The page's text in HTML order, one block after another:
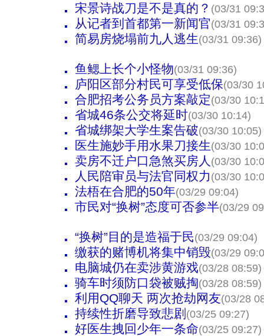
宋景诗战刀是不是真的？ (03/31
从记者到首都第一新闻官(03/31
简易房烧塌前九人逃生(03/31 09:36)
鱼鳃上长个小怪物(03/31 09:36)
庐阳区部分村民可享受低保(03/30
合肥招考公务员方案敲定(03/30
省城46条公交将延时(03/30 10:14)
省城绑架大学生案告破(03/30 10:05)
医生施妙手用水果刀接生(03/30
卖房不迁户口急煞买房人 (03/30
人民陪审员与法官同权力 (03/30
法梧在合肥的50年(03/29 09:04)
市民对“换树”态度可否参半(03/29
“换树”目的是造福于民(03/29 09:04)
缴获的赌博机将集中销毁(03/29
电脑城仍在卖涉黄游戏(03/28 08:59)
骑车时须防口袋被贼掏(03/28 08:59)
利用QQ聊天 两次抢劫网友(03/28
持续性折磨导致悲剧 (03/25 09:27)
好医生拽回少年一条命(03/25 09:27)